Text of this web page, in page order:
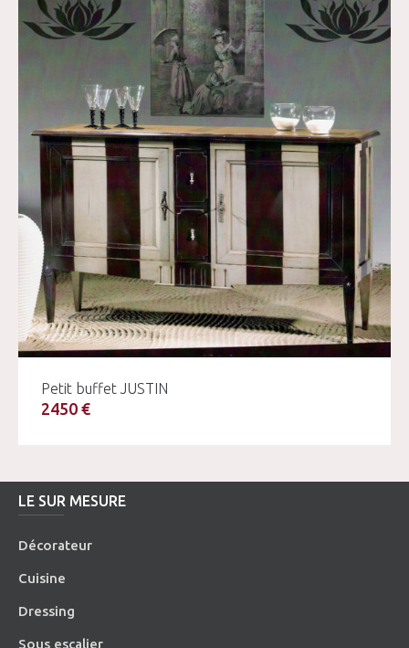
Petit buffet JUSTIN
2450 €
LE SUR MESURE
Décorateur
Cuisine
Dressing
Sous escalier